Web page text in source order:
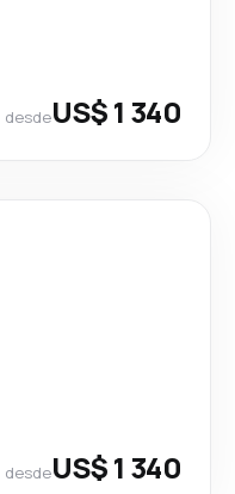
desdeUS$ 1 340
desdeUS$ 1 340